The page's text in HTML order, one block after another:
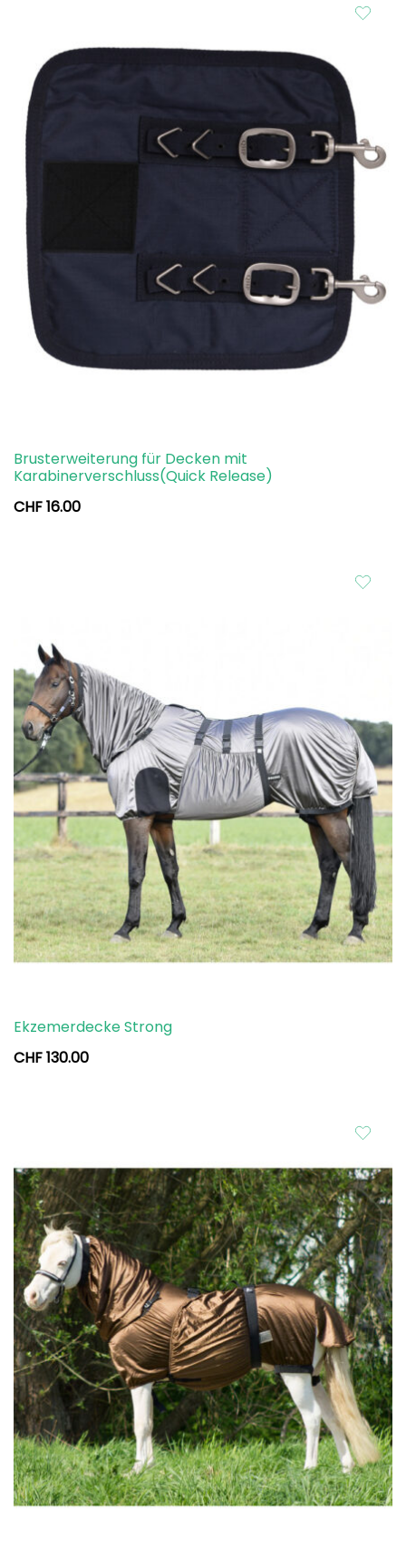
Brusterweiterung für Decken mit
Karabinerverschluss(Quick Release)
CHF16.00
Ekzemerdecke Strong
CHF130.00